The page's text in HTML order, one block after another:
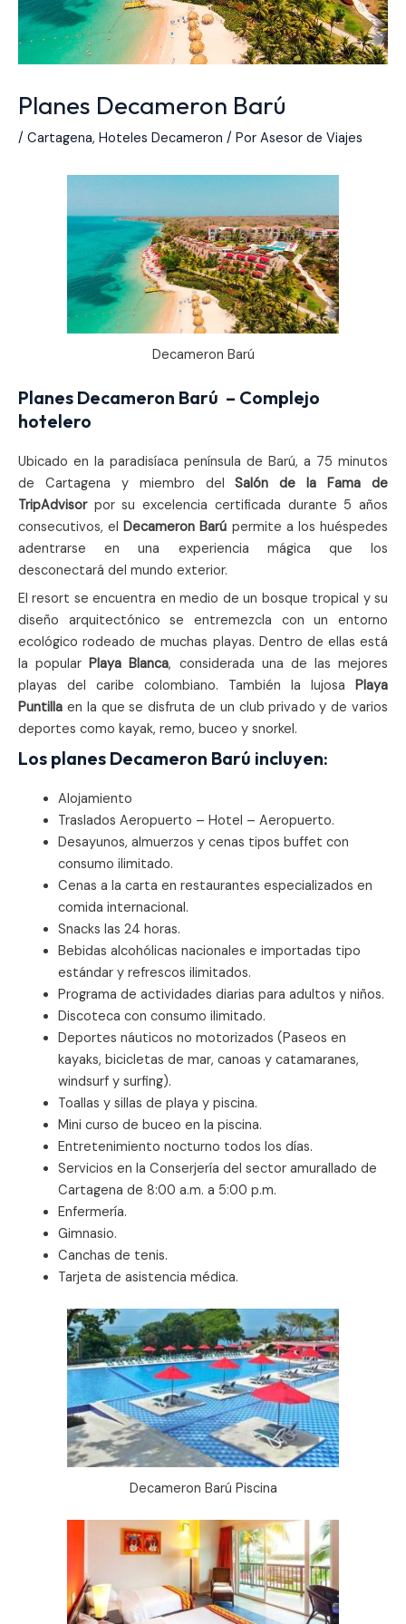
Planes Decameron Barú
/ Cartagena, Hoteles Decameron / Por Asesor de Viajes
Decameron Barú
Planes Decameron Barú – Complejo
hotelero
Ubicado en la paradisíaca península de Barú, a 75 minutos
de Cartagena y miembro delSalón de la Fama de
TripAdvisorpor su excelencia certificada durante 5 años
consecutivos, el Decameron Barú permite a los huéspedes
adentrarse en una experiencia mágica que los
desconectará del mundo exterior.
El resort se encuentra en medio de un bosque tropical y su
diseño arquitectónico se entremezcla con un entorno
ecológico rodeado de muchas playas. Dentro de ellas está
la popularPlaya Blanca, considerada una de las mejores
playas del caribe colombiano. También la lujosa Playa
Puntilla en la que se disfruta de un club privado y de varios
deportes como kayak, remo, buceo y snorkel.
Los planes Decameron Barú incluyen:
Alojamiento
Traslados Aeropuerto – Hotel – Aeropuerto.
Desayunos, almuerzos y cenas tipos buffet con
consumo ilimitado.
Cenas a la carta en restaurantes especializados en
comida internacional.
Snacks las 24 horas.
Bebidas alcohólicas nacionales e importadas tipo
estándar y refrescos ilimitados.
Programa de actividades diarias para adultos y niños.
Discoteca con consumo ilimitado.
Deportes náuticos no motorizados (Paseos en
kayaks, bicicletas de mar, canoas y catamaranes,
windsurf y surfing).
Toallas y sillas de playa y piscina.
Mini curso de buceo en la piscina.
Entretenimiento nocturno todos los días.
Servicios en la Conserjería del sector amurallado de
Cartagena de 8:00 a.m. a 5:00 p.m.
Enfermería.
Gimnasio.
Canchas de tenis.
Tarjeta de asistencia médica.
Decameron Barú Piscina